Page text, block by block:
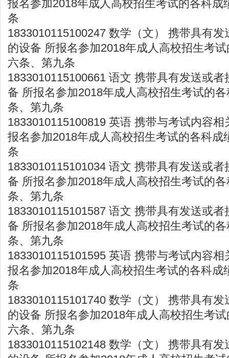
报名参加2018年成人高校招生考试的各科成
条
1833010115100247 数学（文） 携带具有
的设备 所报名参加2018年成人高校招生考
六条、第九条
1833010115100661 语文 携带具有发送或
备 所报名参加2018年成人高校招生考试的
条、第九条
1833010115100819 英语 携带与考试内容
报名参加2018年成人高校招生考试的各科成
条
1833010115101034 语文 携带具有发送或
备 所报名参加2018年成人高校招生考试的
条、第九条
1833010115101587 语文 携带具有发送或
备 所报名参加2018年成人高校招生考试的
条、第九条
1833010115101595 英语 携带与考试内容
报名参加2018年成人高校招生考试的各科成
条
1833010115101740 数学（文） 携带具有
的设备 所报名参加2018年成人高校招生考
六条、第九条
1833010115102148 数学（文） 携带具有